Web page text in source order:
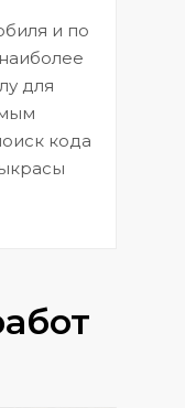
и по
для
кода